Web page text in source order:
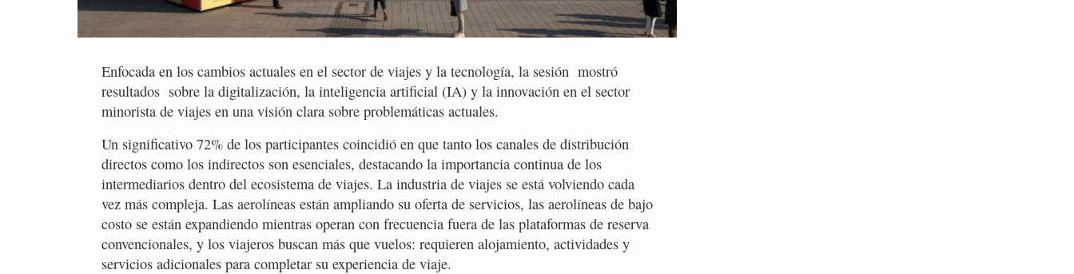
Enfocada en los cambios actuales en el sector de viajes y la tecnología, la sesión mostró
resultados sobre la digitalización, la inteligencia artificial (IA) y la innovación en el sector
minorista de viajes en una visión clara sobre problemáticas actuales.
Un significativo 72% de los participantes coincidió en que tanto los canales de distribución
directos como los indirectos son esenciales, destacando la importancia continua de los
intermediarios dentro del ecosistema de viajes. La industria de viajes se está volviendo cada
vez más compleja. Las aerolíneas están ampliando su oferta de servicios, las aerolíneas de bajo
costo se están expandiendo mientras operan con frecuencia fuera de las plataformas de reserva
convencionales, y los viajeros buscan más que vuelos: requieren alojamiento, actividades y
servicios adicionales para completar su experiencia de viaje.